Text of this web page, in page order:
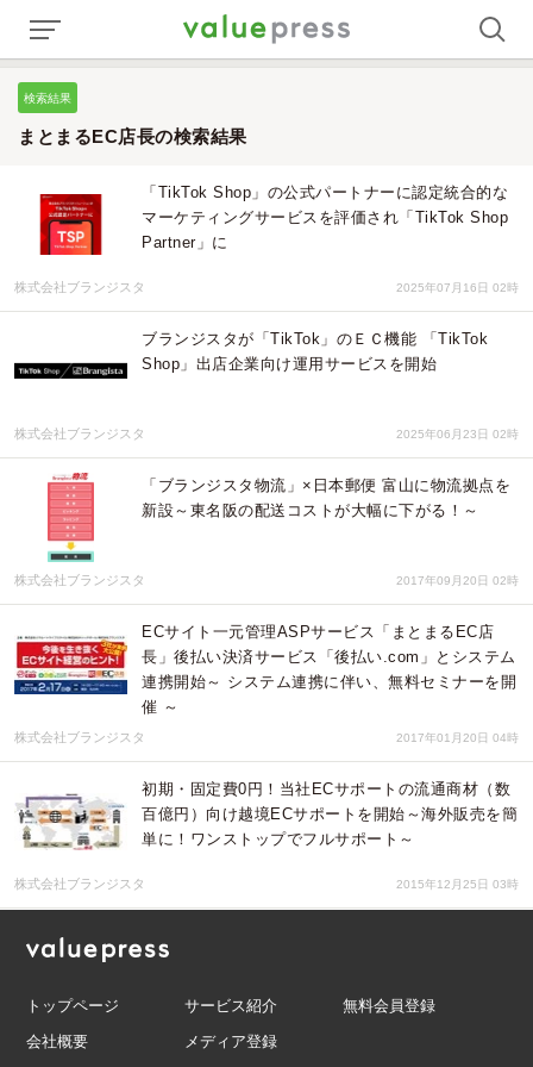
検索結果
まとまるEC店長の検索結果
「TikTok Shop」の公式パートナーに認定統合的な
マーケティングサービスを評価され「TikTok Shop
Partner」に
株式会社ブランジスタ 2025年07月16日 02時
ブランジスタが「TikTok」のＥＣ機能 「TikTok
Shop」出店企業向け運用サービスを開始
株式会社ブランジスタ 2025年06月23日 02時
「ブランジスタ物流」×日本郵便 富山に物流拠点を
新設～東名阪の配送コストが大幅に下がる！～
株式会社ブランジスタ 2017年09月20日 02時
ECサイト一元管理ASPサービス「まとまるEC店
長」後払い決済サービス「後払い.com」とシステム
連携開始～ システム連携に伴い、無料セミナーを開
催 ～
株式会社ブランジスタ 2017年01月20日 04時
初期・固定費0円！当社ECサポートの流通商材（数
百億円）向け越境ECサポートを開始～海外販売を簡
単に！ワンストップでフルサポート～
株式会社ブランジスタ 2015年12月25日 03時
トップページ サービス紹介
無料会員登録
会社概要
メディア登録